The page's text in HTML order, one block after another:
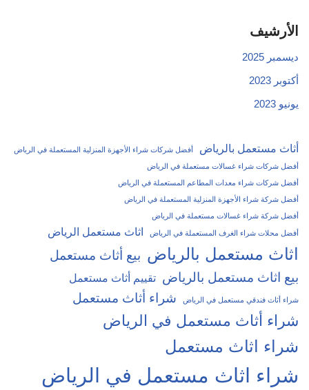
الأرشيف
ديسمبر 2025
أكتوبر 2023
يونيو 2023
أثاث مستعمل بالرياض
أفضل شركات شراء الأجهزة المنزلية المستعملة في الرياض
أفضل شركات شراء غسالات مستعملة في الرياض
أفضل شركات شراء معدات المطاعم المستعملة في الرياض
أفضل شركة شراء الأجهزة المنزلية المستعملة في الرياض
أفضل شركة شراء غسالات مستعملة في الرياض
أفضل محلات شراء الغرف المستعملة في الرياض اثاث مستعمل الرياض
اثاث مستعمل بالرياض بيع أثاث مستعمل
بيع اثاث مستعمل بالرياض تقييم أثاث مستعمل
شراء أثاث فندقي مستعمل في الرياض شراء أثاث مستعمل
شراء أثاث مستعمل في الرياض
شراء اثاث مستعمل
شراء اثاث مستعمل في الرياض